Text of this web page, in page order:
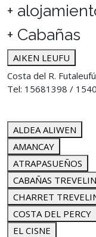
+
+ Cabañas
AIKEN LEUFU
Costa del R. Futaleufú
Tel: 15681398 /
ALDEA ALIWEN
AMANCAY
ATRAPASUEÑOS
CABAÑAS TREVELIN
CHARRET
COSTA DEL PERCY
EL CISNE